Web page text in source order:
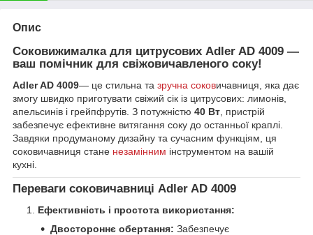
Опис
Соковижималка для цитрусових Adler AD 4009 —
ваш помічник для свіжовичавленого соку!
Adler AD 4009— це стильна та зручна соковичавниця, яка дає
змогу швидко приготувати свіжий сік із цитрусових: лимонів,
апельсинів і грейпфрутів. З потужністю 40 Вт , пристрій
забезпечує ефективне витягання соку до останньої краплі.
Завдяки продуманому дизайну та сучасним функціям, ця
соковичавниця стане незамінним інструментом на вашій
кухні.
Переваги соковичавниці Adler AD 4009
Ефективність і простота використання:
Двостороннє обертання: Забезпечує